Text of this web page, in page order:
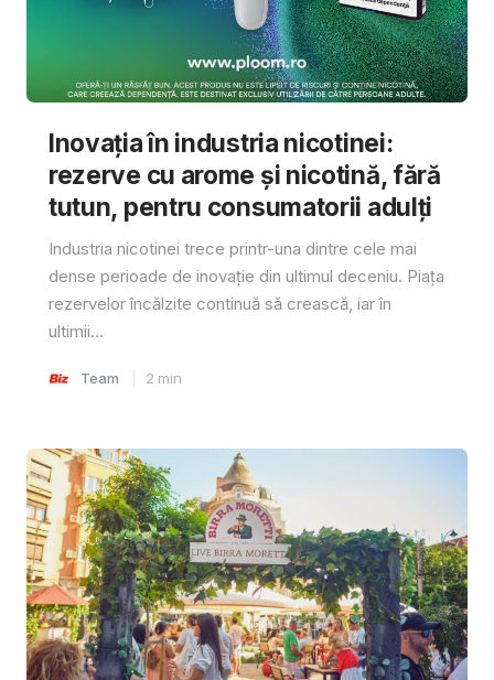
Inovația în industria nicotinei:
rezerve cu arome și nicotină, fără
tutun, pentru consumatorii adulți
Industria nicotinei trece printr-una dintre cele mai
dense perioade de inovație din ultimul deceniu. Piața
rezervelor încălzite continuă să crească, iar în
ultimii...
Team 2 min